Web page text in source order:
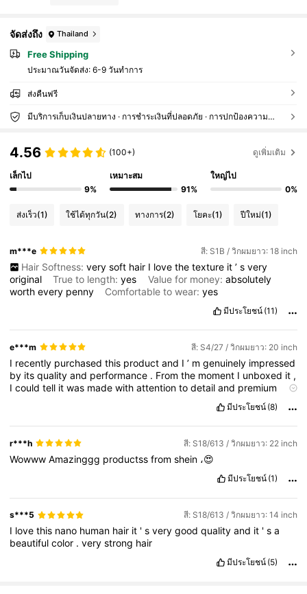
จัดส่งถึง Thailand
Free Shipping
ประมาณวันจัดส่ง: 6-9 วันทำการ
ส่งคืนฟรี
มีบริการเก็บเงินปลายทาง · การชำระเงินที่ปลอดภัย · การปกป้องความเป็นส่วนตัว
4.56 (100+) ดูเพิ่มเติม
เล็กไป
9%
เหมาะสม
91%
ใหญ่ไป
0%
ส่งเร็ว(1) ใช้ได้ทุกวัน(2) ทางการ(2) โยคะ(1) ปีใหม่(1)
m***e สี: S1B / วิกผมยาว: 18 inch
Hair Softness: very soft hair I love the texture it ’ s very
original
True to length:yes Value for money: absolutely
worthevery penny Comfortable to wear:yes
มีประโยชน์ (11)
e***m สี: S4/27 / วิกผมยาว: 20 inch
I recently purchasedthis productand I’ mgenuinely impressed
by itsqualityand performance . Fromthe moment I unboxed it ,
Icouldtell itwas madewithattentiontodetailand premium
works exactly
ithasn’t
disappointedmeatall.WhatIappreciatemostisitsreliability
does what anyissues
Customer
service was also helpful,which madethe
experienceevenbetter.It’sraretofindaproduct
functionality, and lasting
for
asagift,Ihighlyrecommendit.You’lldefinitelygetgreat
value foryourmoney satisfiedwithmypurchase and
exceededmyexpectationsinevery way.
มีประโยชน์ (8)
r***h สี: S18/613 / วิกผมยาว: 22 inch
WowwwAmazinggg productssfromshein ،😍
มีประโยชน์ (1)
s***5 สี: S18/613 / วิกผมยาว: 14 inch
I lovethis nano human hair it 'sverygoodqualityand it 'sa
beautifulcolor .verystrong hair
มีประโยชน์ (5)